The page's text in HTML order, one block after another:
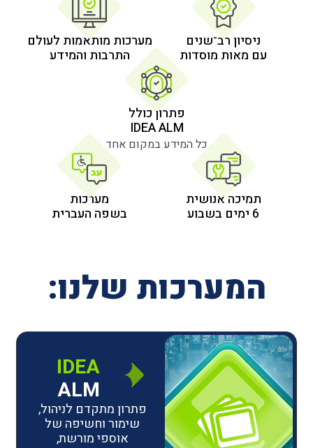
מוסדות
מערכות מותאמות לעולם
התרבות והמידע
כל המידע במקום אחד
מערכות
בשפה העברית
שלנו:
IDEA
ALM
פתרון מתקדם לניהול,
שימור וחשיפה של
אוספי מורשת,